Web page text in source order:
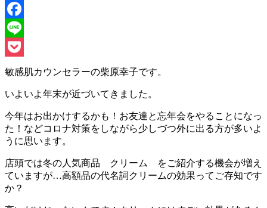
Twitter
Facebook
Line
Pocket
敏感肌カウンセラーの柴原幸子です。
いよいよ年末が近づいてきました。
今年はお出かけするかも！お友達と忘年会をやることになっ
た！などコロナ対策をしながら少しづつ外に出る方が多いよ
うに思います。
店頭では冬の人気商品 クリーム をご紹介する機会が増え
ていますが…高額品の代名詞クリームの効果ってご存知です
か？